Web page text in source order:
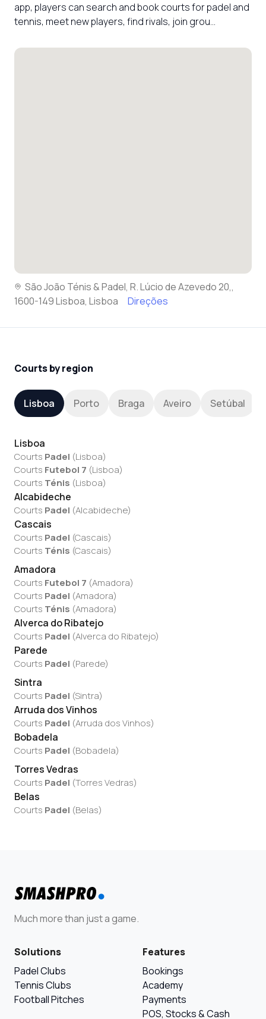
app, players can search and book courts for padel and
tennis, meet new players, find rivals, join grou...
São João Ténis & Padel, R. Lúcio de Azevedo 20,,
1600-149 Lisboa, Lisboa
Direções
Courts by region
Lisboa Porto Braga Aveiro Setúbal
Lisboa
Courts Padel (Lisboa)
Courts Futebol 7 (Lisboa)
Courts Ténis (Lisboa)
Alcabideche
Courts Padel (Alcabideche)
Cascais
Courts Padel (Cascais)
Courts Ténis (Cascais)
Amadora
Courts Futebol 7 (Amadora)
Courts Padel (Amadora)
Courts Ténis (Amadora)
Alverca do Ribatejo
Courts Padel (Alverca do Ribatejo)
Parede
Courts Padel (Parede)
Sintra
Courts Padel (Sintra)
Arruda dos Vinhos
Courts Padel (Arruda dos Vinhos)
Bobadela
Courts Padel (Bobadela)
Torres Vedras
Courts Padel (Torres Vedras)
Belas
Courts Padel (Belas)
Much more than just a game.
Solutions
Padel Clubs
Tennis Clubs
Football Pitches
Features
Bookings
Academy
Payments
POS, Stocks & Cash